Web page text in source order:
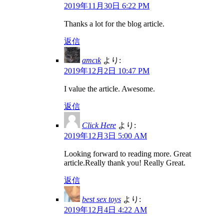
2019年11月30日 6:22 PM
Thanks a lot for the blog article.
返信
amcık より:
2019年12月2日 10:47 PM
I value the article. Awesome.
返信
Click Here より:
2019年12月3日 5:00 AM
Looking forward to reading more. Great
article.Really thank you! Really Great.
返信
best sex toys より:
2019年12月4日 4:22 AM